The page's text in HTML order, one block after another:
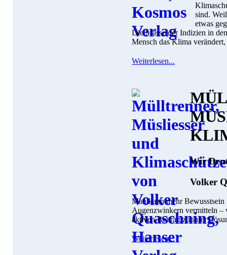
sind.
etwas
Die Masse der Indizien in
Mensch das Klima
Weiterlesen...
Wir
Volker
Man kann mehr
Augenzwinkern vermitteln –
aktiven Beitrag zu ihrer
Weiterlesen...